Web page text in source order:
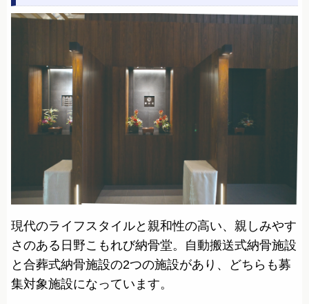
現代のライフスタイルと親和性の高い、親しみやす
さのある日野こもれび納骨堂。自動搬送式納骨施設
と合葬式納骨施設の2つの施設があり、どちらも募
集対象施設になっています。